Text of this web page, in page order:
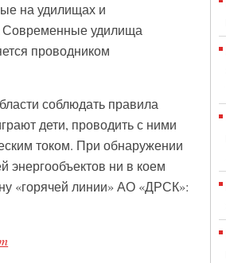
на удилищах и
Современные удилища
проводником
соблюдать правила
дети, проводить с ними
током. При обнаружении
ни в коем
«горячей линии» АО «ДРСК»: